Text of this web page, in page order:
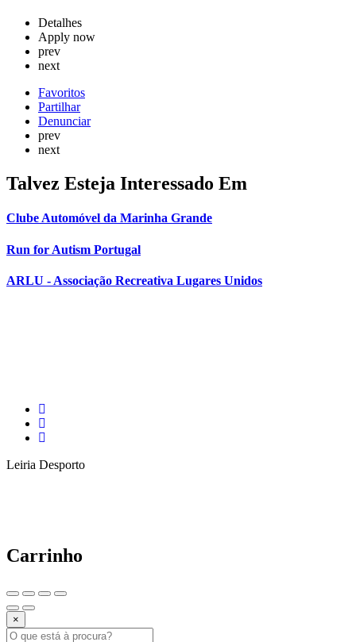
Detalhes
Apply now
prev
next
Favoritos
Partilhar
Denunciar
prev
next
Talvez Esteja Interessado Em
Clube Automóvel da Marinha Grande
Run for Autism Portugal
ARLU - Associação Recreativa Lugares Unidos
Leiria Desporto
Carrinho
×